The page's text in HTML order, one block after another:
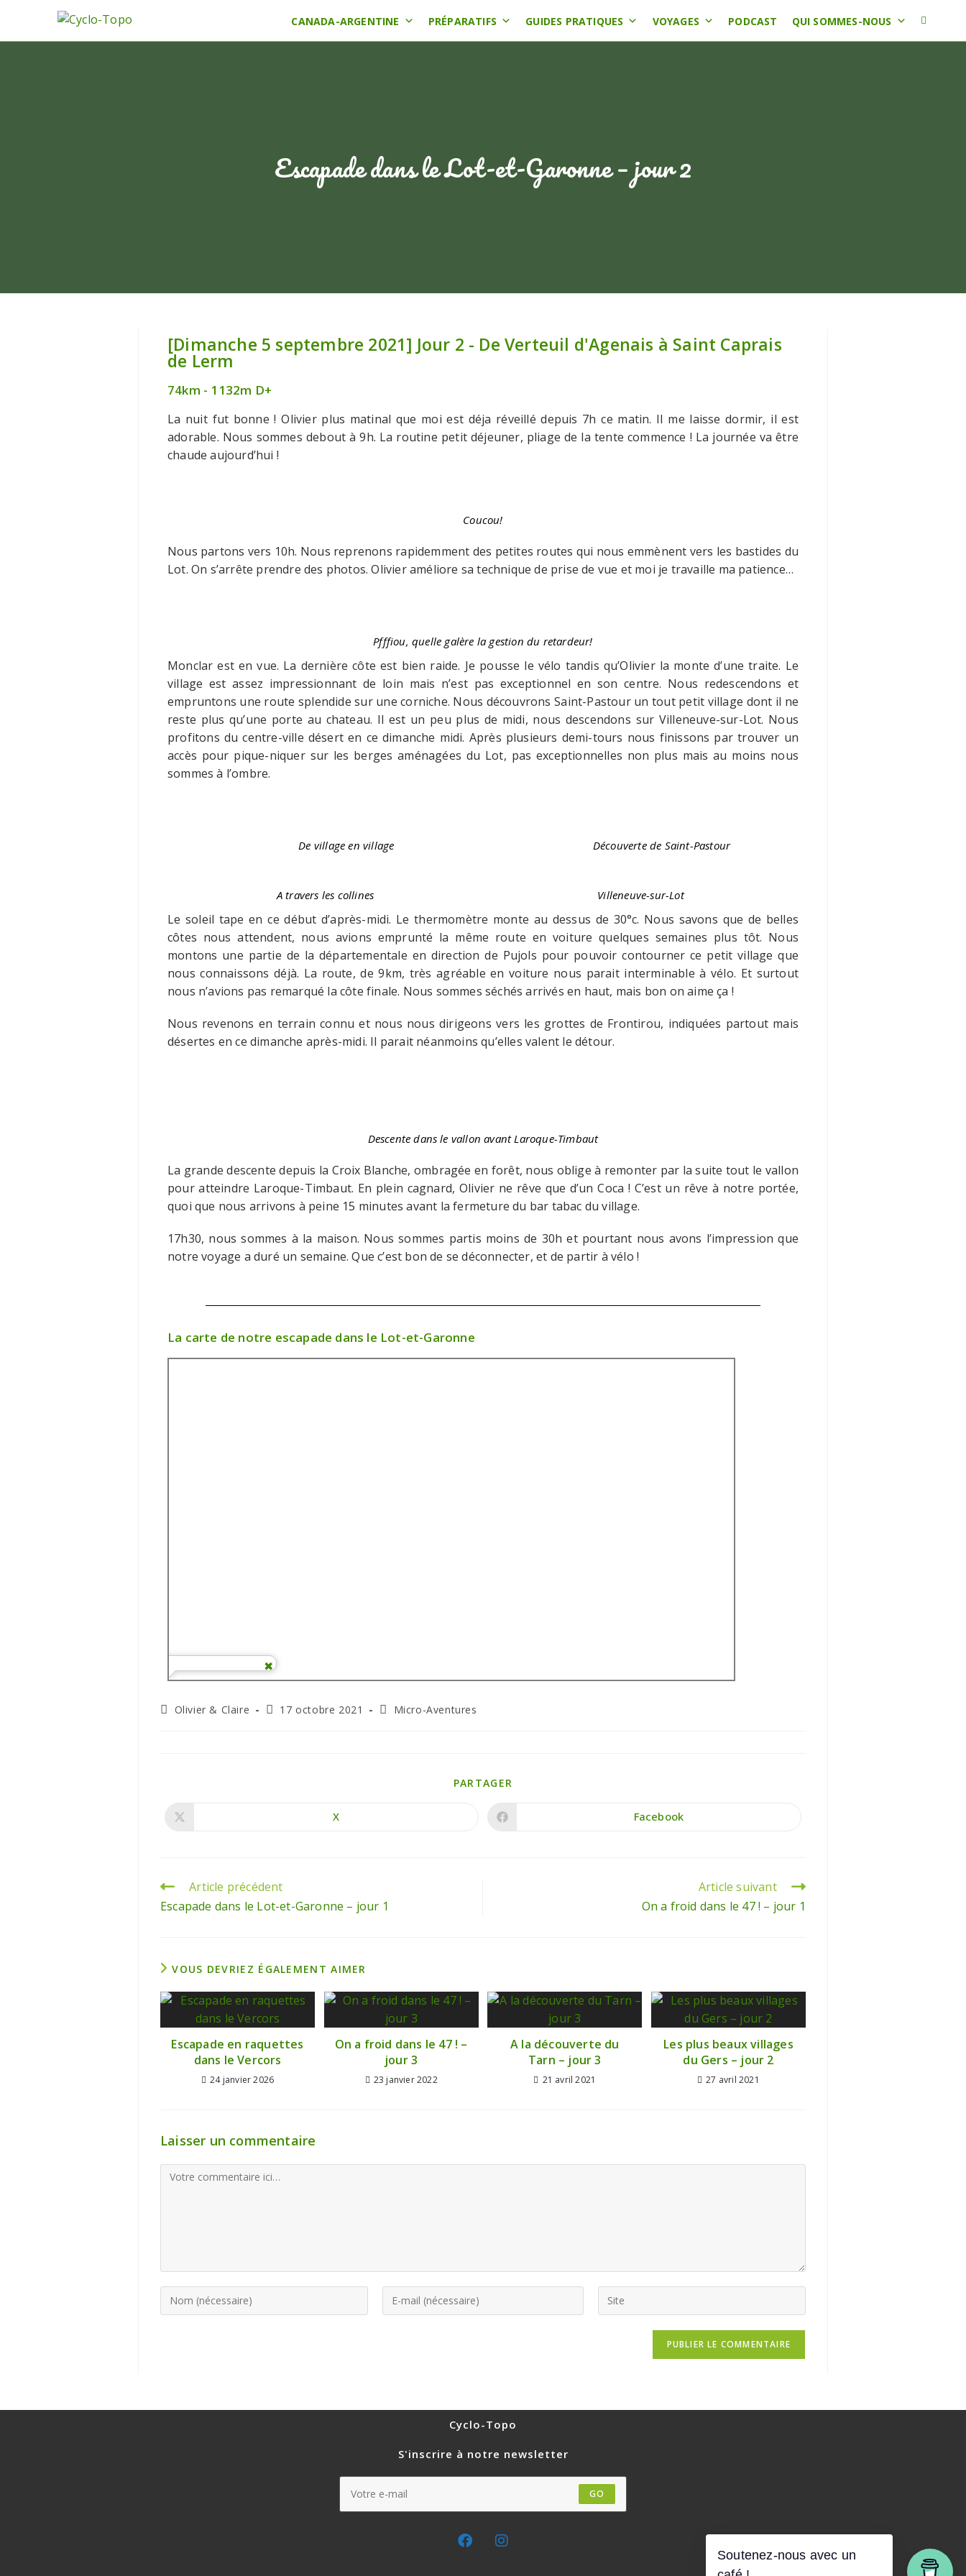
CANADA-ARGENTINE PRÉPARATIFS GUIDES PRATIQUES VOYAGES PODCAST QUI SOMMES-NOUS
Escapade dans le Lot-et-Garonne – jour 2
[Dimanche 5 septembre 2021] Jour 2 - De Verteuil d'Agenais à Saint Caprais
de Lerm
74km - 1132m D+
La nuit fut bonne ! Olivier plus matinal que moi est déja réveillé depuis 7h ce matin. Il me laisse dormir, il est
adorable. Nous sommes debout à 9h. La routine petit déjeuner, pliage de la tente commence ! La journée va être
chaude aujourd’hui !
Coucou!
Nous partons vers 10h. Nous reprenons rapidemment des petites routes qui nous emmènent vers les bastides du
Lot. On s’arrête prendre des photos. Olivier améliore sa technique de prise de vue et moi je travaille ma patience…
Pfffiou, quelle galère la gestion du retardeur!
Monclar est en vue. La dernière côte est bien raide. Je pousse le vélo tandis qu’Olivier la monte d’une traite. Le
village est assez impressionnant de loin mais n’est pas exceptionnel en son centre. Nous redescendons et
empruntons une route splendide sur une corniche. Nous découvrons Saint-Pastour un tout petit village dont il ne
reste plus qu’une porte au chateau. Il est un peu plus de midi, nous descendons sur Villeneuve-sur-Lot. Nous
profitons du centre-ville désert en ce dimanche midi. Après plusieurs demi-tours nous finissons par trouver un
accès pour pique-niquer sur les berges aménagées du Lot, pas exceptionnelles non plus mais au moins nous
sommes à l’ombre.
De village en village Découverte de Saint-Pastour
A travers les collines Villeneuve-sur-Lot
Le soleil tape en ce début d’après-midi. Le thermomètre monte au dessus de 30°c. Nous savons que de belles
côtes nous attendent, nous avions emprunté la même route en voiture quelques semaines plus tôt. Nous
montons une partie de la départementale en direction de Pujols pour pouvoir contourner ce petit village que
nous connaissons déjà. La route, de 9km, très agréable en voiture nous parait interminable à vélo. Et surtout
nous n’avions pas remarqué la côte finale. Nous sommes séchés arrivés en haut, mais bon on aime ça !
Nous revenons en terrain connu et nous nous dirigeons vers les grottes de Frontirou, indiquées partout mais
désertes en ce dimanche après-midi. Il parait néanmoins qu’elles valent le détour.
Descente dans le vallon avant Laroque-Timbaut
La grande descente depuis la Croix Blanche, ombragée en forêt, nous oblige à remonter par la suite tout le vallon
pour atteindre Laroque-Timbaut. En plein cagnard, Olivier ne rêve que d’un Coca ! C’est un rêve à notre portée,
quoi que nous arrivons à peine 15 minutes avant la fermeture du bar tabac du village.
17h30, nous sommes à la maison. Nous sommes partis moins de 30h et pourtant nous avons l’impression que
notre voyage a duré un semaine. Que c’est bon de se déconnecter, et de partir à vélo !
La carte de notre escapade dans le Lot-et-Garonne
Olivier & Claire 17 octobre 2021 Micro-Aventures
PARTAGER
X Facebook
Article précédent
Escapade dans le Lot-et-Garonne – jour 1
Article suivant
On a froid dans le 47 ! – jour 1
VOUS DEVRIEZ ÉGALEMENT AIMER
Escapade en raquettes
dans le Vercors
24 janvier 2026
On a froid dans le 47 ! –
jour 3
23 janvier 2022
A la découverte du
Tarn – jour 3
21 avril 2021
Les plus beaux villages
du Gers – jour 2
27 avril 2021
Laisser un commentaire
Cyclo-Topo
S'inscrire à notre newsletter
GO